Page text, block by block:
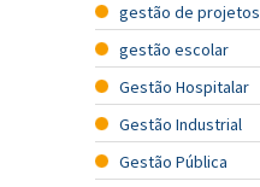
gestão de projetos
gestão escolar
Gestão Hospitalar
Gestão Industrial
Gestão Pública